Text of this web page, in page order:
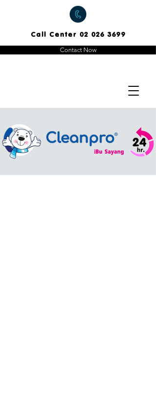
Contact Now
Call Center 02 026 3699